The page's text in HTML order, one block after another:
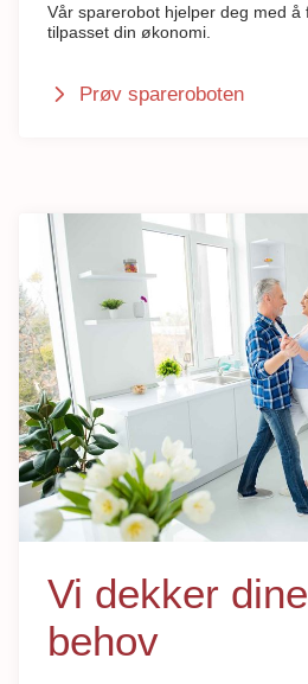
Vår sparerobot hjelper deg med å
tilpasset din økonomi.
Prøv spareroboten
Vi dekker
behov